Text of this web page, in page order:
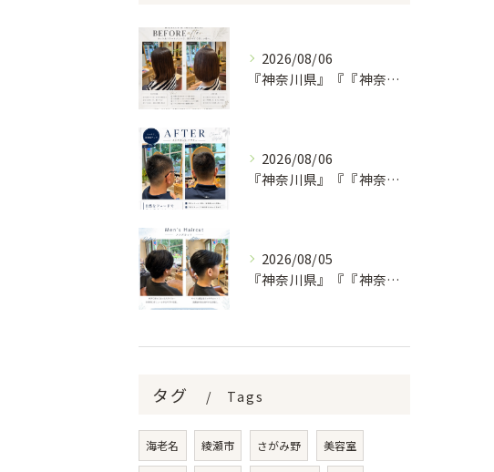
2026/08/06
『神奈川県』『『神奈川県』『綾瀬市』『海老名市』『美容室』
2026/08/06
『神奈川県』『『神奈川県』『綾瀬市』『海老名市』『美容室』
2026/08/05
『神奈川県』『『神奈川県』『綾瀬市』『海老名市』『美容室』
タグ Tags
海老名 綾瀬市 さがみ野 美容室